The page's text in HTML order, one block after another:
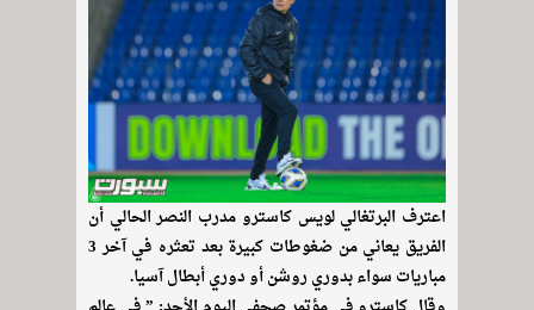
اعترف البرتغالي لويس كاسترو مدرب النصر الحالي أن
الفريق يعاني من ضغوطات كبيرة بعد تعثره في آخر 3
مباريات سواء بدوري روشن أو دوري أبطال آسيا.